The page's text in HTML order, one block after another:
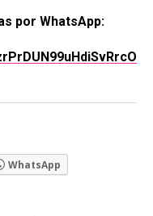
por WhatsApp:
WhatsApp